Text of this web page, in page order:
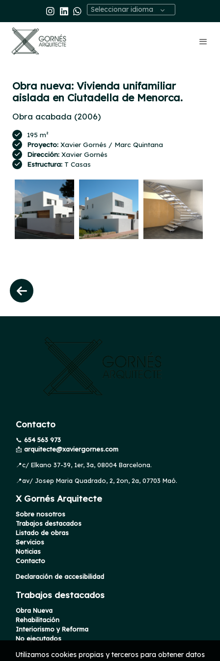
Seleccionar idioma
Obra nueva: Vivienda unifamiliar
aislada en Ciutadella de Menorca.
Obra acabada (2006)
195 m²
Proyecto:Xavier Gornés / Marc Quintana
Dirección:Xavier Gornés
Estructura: T Casas
Contacto
📞 654 563 973
📩 arquitecte@xaviergornes.com
📍c/ Elkano 37-39, 1er, 3a, 08004 Barcelona.
📍av/ Josep Maria Quadrado, 2, 2on, 2a, 07703 Maó.
X Gornés Arquitecte
Sobre nosotros
Trabajos destacados
Listado de obras
Servicios
Noticias
Contacto
Declaración de accesibilidad
Trabajos destacados
Obra Nueva
Rehabilitación
Interiorismo y Reforma
No ejecutados
Utilizamos cookies propias y terceros para obtener datos